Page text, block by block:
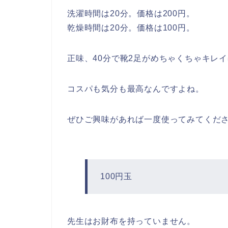
洗濯時間は20分。価格は200円。
乾燥時間は20分。価格は100円。
正味、40分で靴2足がめちゃくちゃキレイ
コスパも気分も最高なんですよね。
ぜひご興味があれば一度使ってみてくださ
100円玉
先生はお財布を持っていません。